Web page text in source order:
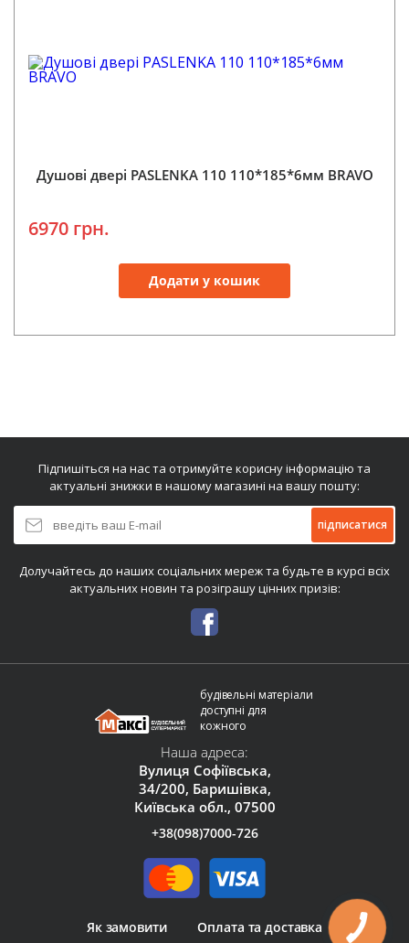
Душові двері PASLENKA 110 110*185*6мм BRAVO
6970 грн.
Додати у кошик
Підпишіться на нас та отримуйте корисну інформацію та
актуальні знижки в нашому магазині на вашу пошту:
підписатися
Долучайтесь до наших соціальних мереж та будьте в курсі всіх
актуальних новин та розіграшу цінних призів:
будівельні матеріали
доступні для
кожного
Наша адреса:
Вулиця Софіївська,
34/200, Баришівка,
Київська обл., 07500
+38(098)7000-726
Як замовити Оплата та доставка